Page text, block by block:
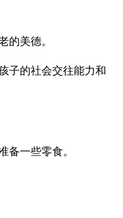
的美德。
子的社会交往能力和
备一些零食。